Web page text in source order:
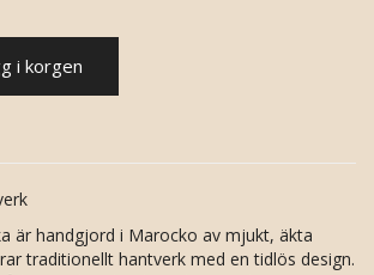
i korgen
är handgjord i Marocko av mjukt, äkta
traditionellt hantverk med en tidlös design.